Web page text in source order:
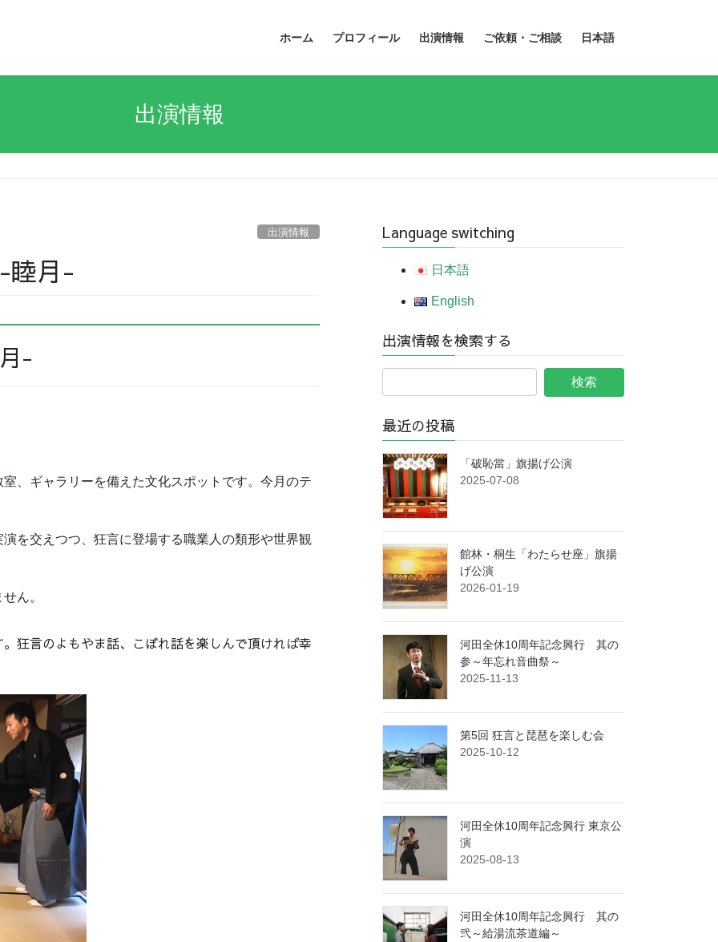
ホーム プロフィール 出演情報 ご依頼・ご相談 日本語
出演情報
出演情報
睦月-
-
、ギャラリーを備えた文化スポットです。 今月のテ
を交えつつ、狂言に登場する職業人の類形や世界観
ん。
狂言のよもやま話、こぼれ話を楽しんで頂ければ幸
Language switching
日本語
English
出演情報を検索する
最近の投稿
「破恥當」旗揚げ公演
2025-07-08
館林・桐生「わたらせ座」旗揚
げ公演
2026-01-19
河田全休10周年記念興行 其の
参～年忘れ音曲祭～
2025-11-13
第5回 狂言と琵琶を楽しむ会
2025-10-12
河田全休10周年記念興行 東京公
演
2025-08-13
河田全休10周年記念興行 其の
弐～給湯流茶道編～